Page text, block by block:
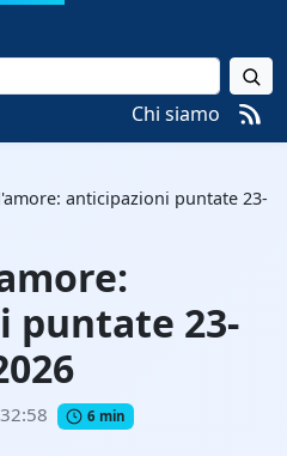
Chi siamo
anticipazioni puntate 23-
puntate 23-
6 min